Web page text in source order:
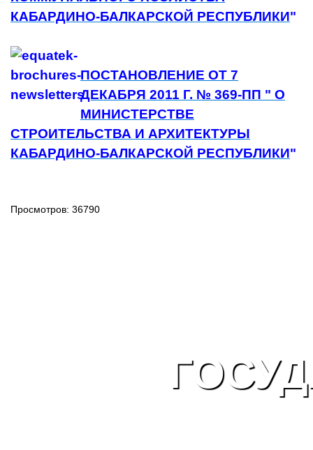
КАБАРДИНО-БАЛКАРСКОЙ РЕСПУБЛИКИ"
ПОСТАНОВЛЕНИЕ ОТ 7
ДЕКАБРЯ 2011 Г. № 369-ПП " О
МИНИСТЕРСТВЕ
СТРОИТЕЛЬСТВА И АРХИТЕКТУРЫ
КАБАРДИНО-БАЛКАРСКОЙ РЕСПУБЛИКИ"
Просмотров: 36790